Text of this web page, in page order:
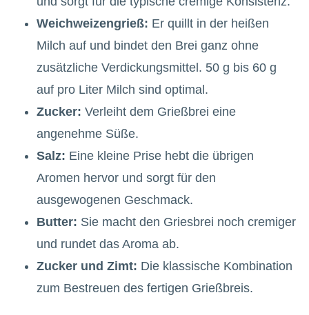
Weichweizengrieß: Er quillt in der heißen
Milch auf und bindet den Brei ganz ohne
zusätzliche Verdickungsmittel. 50 g bis 60 g
auf pro Liter Milch sind optimal.
Zucker: Verleiht dem Grießbrei eine
angenehme Süße.
Salz: Eine kleine Prise hebt die übrigen
Aromen hervor und sorgt für den
ausgewogenen Geschmack.
Butter: Sie macht den Griesbrei noch cremiger
und rundet das Aroma ab.
Zucker und Zimt: Die klassische Kombination
zum Bestreuen des fertigen Grießbreis.